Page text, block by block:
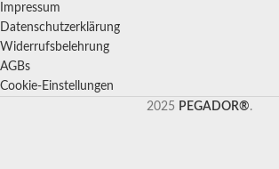
Impressum
Datenschutzerklärung
Widerrufsbelehrung
AGBs
Cookie-Einstellungen
2025 PEGADOR®.